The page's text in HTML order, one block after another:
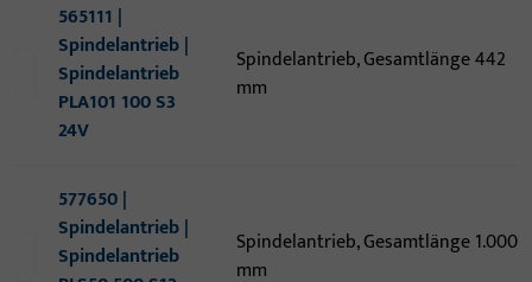
565111 |
Spindelantrieb |
Spindelantrieb
PLA101 100 S3
24V
Spindelantrieb, Gesamtlänge 442
mm
577650 |
Spindelantrieb |
Spindelantrieb
Spindelantrieb, Gesamtlänge 1.000
mm